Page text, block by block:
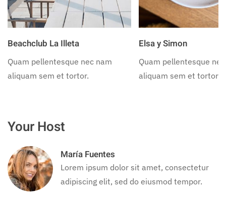
Beachclub La Illeta
Quam pellentesque nec nam
aliquam sem et tortor.
Elsa y Simon
Quam pellentesque
aliquam sem et tortor.
Your Host
María Fuentes
Lorem ipsum dolor sit amet, consectetur
adipiscing elit, sed do eiusmod tempor.